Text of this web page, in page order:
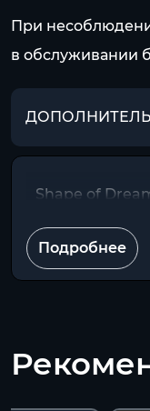
При
в обслуживании
Shape of
Подробнее